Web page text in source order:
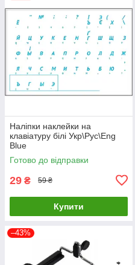
Наліпки наклейки на
клавіатуру білі Укр\Рус\Eng
Blue
Готово до відправки
29 ₴ 59 ₴
Купити
–43%